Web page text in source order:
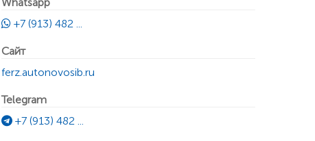
+7 (913) 482 ...
Сайт
ferz.autonovosib.ru
Telegram
+7 (913) 482 ...